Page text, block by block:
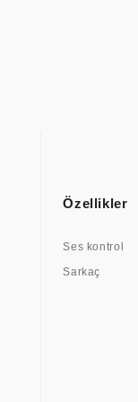
Özellikler
Ses kontrol
Sarkaç